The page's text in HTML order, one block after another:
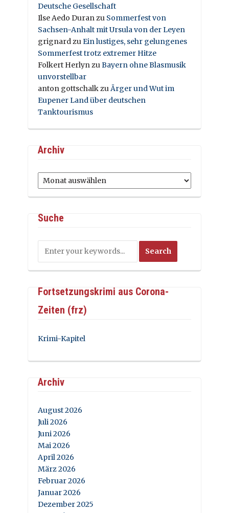
Deutsche Gesellschaft
Ilse Aedo Duranzu Sommerfest von
Sachsen-Anhalt mit Ursula von der Leyen
grignardzuEin lustiges, sehr gelungenes
Sommerfest trotz extremer Hitze
Folkert HerlynzuBayern ohne Blasmusik
unvorstellbar
anton gottschalkzuÄrger und Wut im
Eupener Land über deutschen
Tanktourismus
Archiv
Archiv
Suche
Fortsetzungskrimi aus Corona-
Zeiten (frz)
Krimi-Kapitel
Archiv
August 2026
Juli 2026
Juni 2026
Mai 2026
April 2026
März 2026
Februar 2026
Januar 2026
Dezember 2025